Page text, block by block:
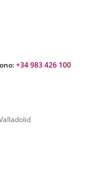
+34 983 426 100